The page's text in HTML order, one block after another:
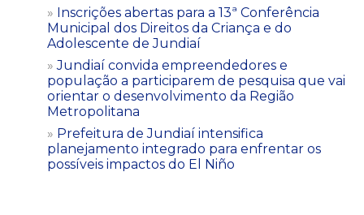
Inscrições abertas para a 13ª Conferência
Municipal dos Direitos da Criança e do
Adolescente de Jundiaí
Jundiaí convida empreendedores e
população a participarem de pesquisa que vai
orientar o desenvolvimento da Região
Metropolitana
Prefeitura de Jundiaí intensifica
planejamento integrado para enfrentar os
possíveis impactos do El Niño